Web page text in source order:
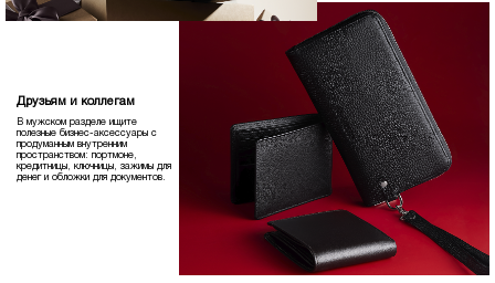
Друзьям и коллегам
В мужском разделе ищите
полезные бизнес-аксессуары с
продуманным внутренним
пространством: портмоне,
кредитницы, ключницы, зажимы для
денег и обложки для документов.